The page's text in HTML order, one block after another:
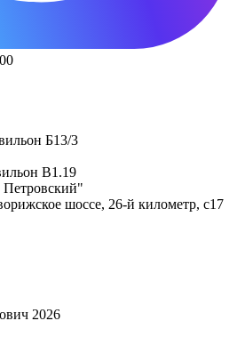
Б13/3
В1.19
шоссе, 26-й километр, с17
2026